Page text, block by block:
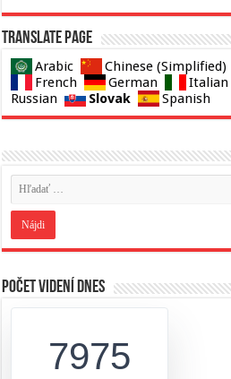
Translate page
Arabic Chinese (Simplified)
French
German Italian
Russian
Slovak Spanish
Počet videní dnes
7975